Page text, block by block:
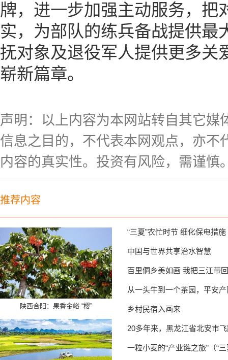
牌，进一步加强主动服务，把
实，为部队的练兵备战提供最
抚对象及退役军人提供更多关
崭新篇章。
声明：以上内容为本网站转自其它媒
信息之目的，不代表本网观点，亦不
内容的真实性。投资有风险，需谨慎
推荐内容
陕西合阳：果香金峪 “樱”
“三夏”农忙时节 细化保电措施
中国与世界共享治水智慧
百里侗乡美如画 我把三江带
从一头牛到一个茶园，平安
乡村民宿入画来
20多年来，黑龙江省北安市
一粒小麦的“产业链之旅”（“